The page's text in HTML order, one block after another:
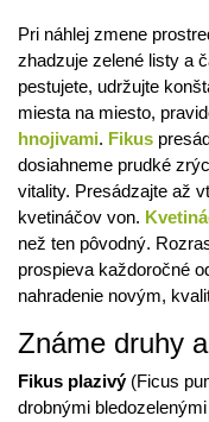
Pri náhlej zmene
zhadzuje zelené listy a
pestujete, udržujte
miesta na miesto,
hnojivami. Fikus
dosiahneme prudké
vitality. Presádzajte až
kvetináčov von.
než ten pôvodný.
prospieva každoročné
nahradenie novým,
Známe druhy
Fikus plazivý(Ficus
drobnými